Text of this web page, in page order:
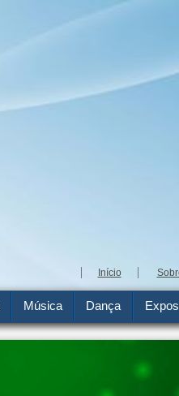
Início
Música Dança